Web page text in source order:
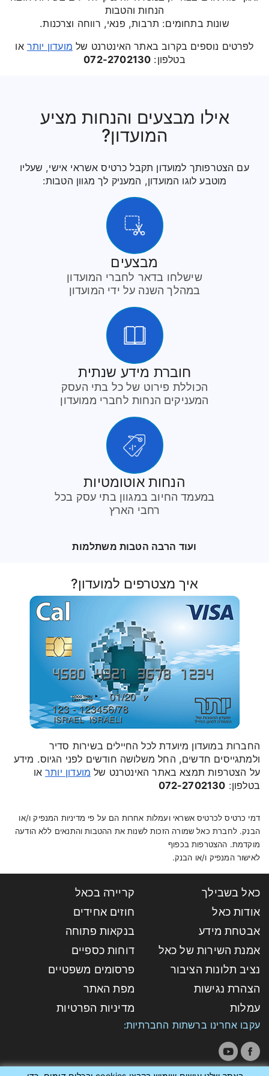
הנחות והטבות
שונות בתחומים: תרבות, פנאי, רווחה וצרכנות.
לפרטים נוספים בקרוב באתר האינטרנט של מועדון יותר או
בטלפון: 072-2702130
אילו מבצעים והנחות מציע
המועדון?
עם הצטרפותך למועדון תקבל כרטיס אשראי אישי, שעליו
מוטבע לוגו המועדון, המעניק לך מגוון הטבות:
מבצעים
שישלחו בדאר לחברי המועדון
במהלך השנה על ידי המועדון
חוברת מידע שנתית
הכוללת פירוט של כל בתי העסק
המעניקים הנחות לחברי ממועדון
הנחות אוטומטיות
במעמד החיוב במגוון בתי עסק בכל
רחבי הארץ
ועוד הרבה הטבות משתלמות
איך מצטרפים למועדון?
החברות במועדון מיועדת לכל החיילים בשירות סדיר
ולמתגייסים חדשים, החל משלושה חודשים לפני הגיוס. מידע
על הצטרפות תמצא באתר האינטרנט של מועדון יותראו
בטלפון: 072-2702130
דמי כרטיס לכרטיס אשראי ועמלות אחרות הם על פי מדיניות המנפיק ו/או
הבנק. לחברת כאל שמורה הזכות לשנות את ההטבות והתנאים ללא הודעה
מוקדמת. ההצטרפות בכפוף
לאישור המנפיק ו/או הבנק.
כאל בשבילך
קריירה בכאל
אודות כאל
חוזים אחידים
אבטחת מידע
בנקאות פתוחה
אמנת השירות של כאל
דוחות כספיים
נציב תלונות הציבור
פרסומים משפטיים
הצהרת נגישות
מפת האתר
עמלות
מדיניות הפרטיות
עקבו אחרינו ברשתות החברתיות:
כל הזכויות שמורות לחברת כאל - כרטיסי אשראי לישראל